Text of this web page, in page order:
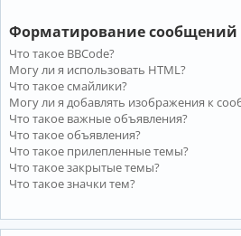
Форматирование
Что такое BBCode?
Могу ли я использовать HTML?
Что такое смайлики?
Могу ли я добавлять изображения к
Что такое важные объявления?
Что такое объявления?
Что такое прилепленные темы?
Что такое закрытые темы?
Что такое значки тем?